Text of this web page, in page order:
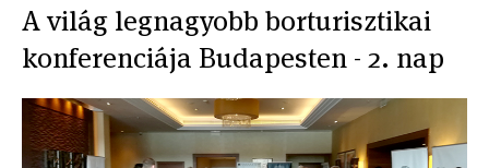
A világ legnagyobb borturisztikai
konferenciája Budapesten - 2. nap